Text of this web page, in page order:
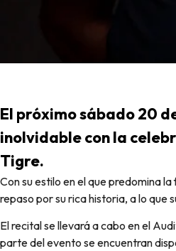
El próximo sábado 20
inolvidable con la
Tigre.
Con su estilo en el que predomina la fusión del jazz rock, el poderoso trío presentará ante el público de la región un
repaso por su rica historia, a lo que
El recital se llevará a cabo en el
parte del evento se encuentran